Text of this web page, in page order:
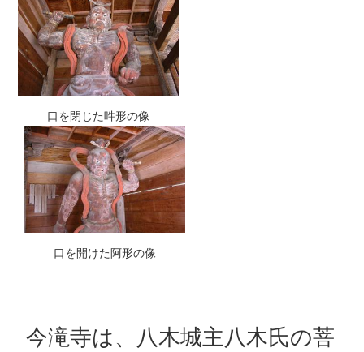
口を閉じた吽形の像
口を開けた阿形の像
今滝寺は、八木城主八木氏の菩